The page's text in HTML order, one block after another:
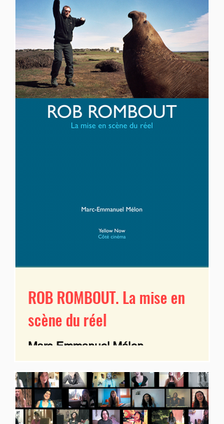
ISBN 9782873404925 59,00 € Pour la
première fois, un livre qui cerne au
plus près la figure presque légendaire
du cinéaste belge Boris Lehman. Ici,
aucune analyse de films, aucune
critique. Il s’agit plutôt d’un livre
d’artiste, portrait de Boris par lui-
même, qui se présente sous forme de
ROB ROMBOUT. La mise en
scène du réel
Marc-Emmanuel Mélon